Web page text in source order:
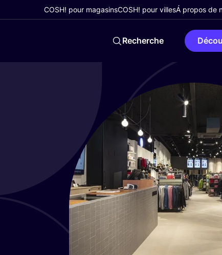
COSH! pour magasinsCOSH! pour villesÁ propos de
Recherche